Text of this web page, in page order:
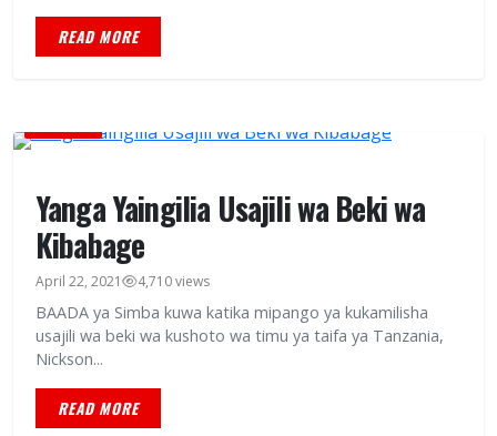
READ MORE
Yanga Yaingilia Usajili wa Beki wa
Kibabage
April 22, 2021 4,710 views
BAADA ya Simba kuwa katika mipango ya kukamilisha
usajili wa beki wa kushoto wa timu ya taifa ya Tanzania,
Nickson...
READ MORE